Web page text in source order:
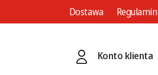
Dostawa Regulamin
Konto klienta